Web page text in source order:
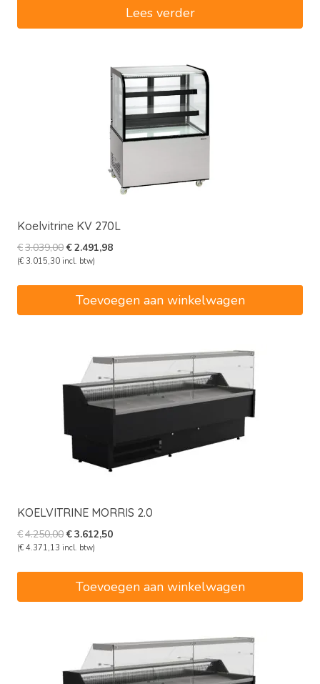
€1.101,00.
Lees verder
Koelvitrine KV 270L
€3.039,00Oorspronkelijke
prijs
€2.491,98Huidige
(€ 3.015,30 incl. btw)
Toevoegen aan winkelwagen
KOELVITRINE MORRIS 2.0
€4.250,00Oorspronkelijke
prijs
€4.250,00.
€3.612,50Huidige
(€ 4.371,13 incl. btw)
Toevoegen aan winkelwagen